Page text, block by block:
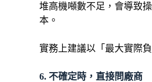
堆高機噸數不足，會導致
本。
實務上建議以「最大實際
6. 不確定時，直接問廠商